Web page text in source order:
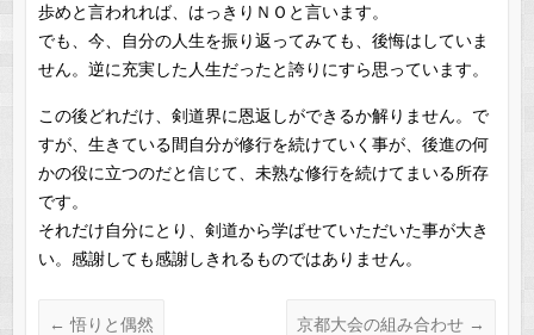
歩めと言われれば、はっきりＮＯと言います。
でも、今、自分の人生を振り返ってみても、後悔はしていま
せん。逆に充実した人生だったと誇りにすら思っています。
この後どれだけ、剣道界に恩返しができるか解りません。で
すが、生きている間自分が修行を続けていく事が、後進の何
かの役に立つのだと信じて、未熟な修行を続けてまいる所存
です。
それだけ自分にとり、剣道から学ばせていただいた事が大き
い。感謝しても感謝しきれるものではありません。
← 悟りと偶然 京都大会の組み合わせ →